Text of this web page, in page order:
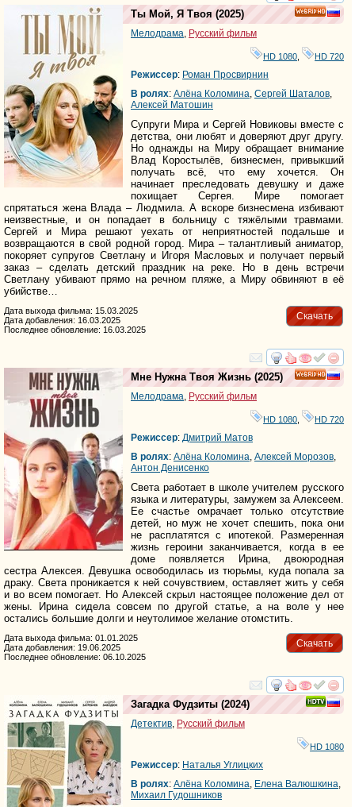
смотреть
HD
Ты Мой, Я Твоя (2025)
Мелодрама, Русский фильм
HD 1080 HD 720
Режиссер: Роман Просвирнин
В ролях: Алёна Коломина, Сергей Шаталов,
Алексей Матошин
Супруги Мира и Сергей Новиковы вместе с
детства, они любят и доверяют друг другу.
Но однажды на Миру обращает внимание
Влад Коростылёв, бизнесмен, привыкший
получать всё, что ему хочется. Он
начинает преследовать девушку и даже
похищает Сергея. Мире помогает
спрятаться жена Влада – Людмила. А вскоре бизнесмена избивают
неизвестные, и он попадает в больницу с тяжёлыми травмами.
Сергей и Мира решают уехать от неприятностей подальше и
возвращаются в свой родной город. Мира – талантливый аниматор,
покоряет супругов Светлану и Игоря Масловых и получает первый
заказ – сделать детский праздник на реке. Но в день встречи
Светлану убивают прямо на речном пляже, а Миру обвиняют в её
убийстве…
Скачать
Дата выхода фильма: 15.03.2025
Дата добавления: 16.03.2025
Последнее обновление: 16.03.2025
смотреть
HD
Мне Нужна Твоя Жизнь (2025)
Мелодрама, Русский фильм
HD 1080 HD 720
Режиссер: Дмитрий Матов
В ролях: Алёна Коломина, Алексей Морозов,
Антон Денисенко
Света работает в школе учителем русского
языка и литературы, замужем за Алексеем.
Ее счастье омрачает только отсутствие
детей, но муж не хочет спешить, пока они
не расплатятся с ипотекой. Размеренная
жизнь героини заканчивается, когда в ее
доме появляется Ирина, двоюродная
сестра Алексея. Девушка освободилась из тюрьмы, куда попала за
драку. Света проникается к ней сочувствием, оставляет жить у себя
и во всем помогает. Но Алексей скрыл настоящее положение дел от
жены. Ирина сидела совсем по другой статье, а на воле у нее
остались большие долги и неутолимое желание отомстить.
Скачать
Дата выхода фильма: 01.01.2025
Дата добавления: 19.06.2025
Последнее обновление: 06.10.2025
смотреть
Загадка Фудзиты (2024)
Детектив, Русский фильм
HD 1080
Режиссер: Наталья Углицких
В ролях: Алёна Коломина, Елена Валюшкина,
Михаил Гудошников